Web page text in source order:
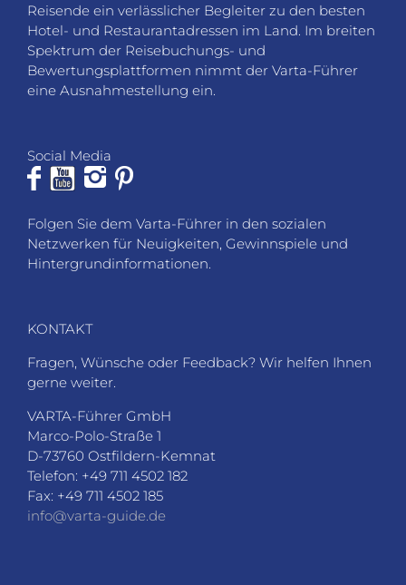
Reisende ein verlässlicher Begleiter zu den besten
Hotel- und Restaurantadressen im Land. Im breiten
Spektrum der Reisebuchungs- und
Bewertungsplattformen nimmt der Varta-Führer
eine Ausnahmestellung ein.
Social Media
Folgen Sie dem Varta-Führer in den sozialen
Netzwerken für Neuigkeiten, Gewinnspiele und
Hintergrundinformationen.
KONTAKT
Fragen, Wünsche oder Feedback? Wir helfen Ihnen
gerne weiter.
VARTA-Führer GmbH
Marco-Polo-Straße 1
D-73760 Ostfildern-Kemnat
Telefon: +49 711 4502 182
Fax: +49 711 4502 185
info@varta-guide.de